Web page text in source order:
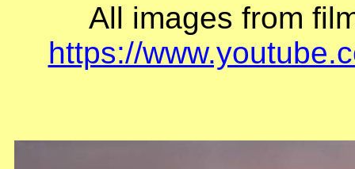
All images from
https://